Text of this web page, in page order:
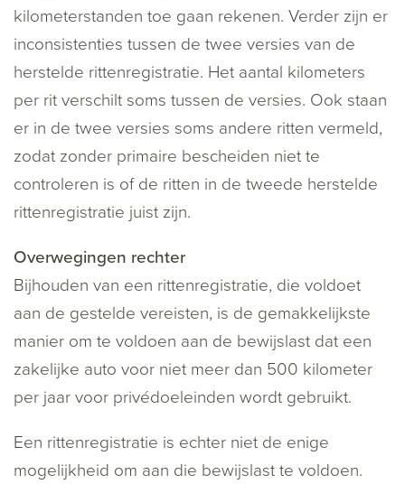
kilometerstanden toe gaan rekenen. Verder zijn er
inconsistenties tussen de twee versies van de
herstelde rittenregistratie. Het aantal kilometers
per rit verschilt soms tussen de versies. Ook staan
er in de twee versies soms andere ritten vermeld,
zodat zonder primaire bescheiden niet te
controleren is of de ritten in de tweede herstelde
rittenregistratie juist zijn.
Overwegingen rechter
Bijhouden van een rittenregistratie, die voldoet
aan de gestelde vereisten, is de gemakkelijkste
manier om te voldoen aan de bewijslast dat een
zakelijke auto voor niet meer dan 500 kilometer
per jaar voor privédoeleinden wordt gebruikt.
Een rittenregistratie is echter niet de enige
mogelijkheid om aan die bewijslast te voldoen.